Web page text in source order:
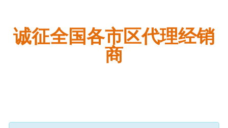
诚征全国各市区代理经销
商